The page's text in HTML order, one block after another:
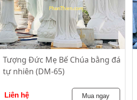
Tượng Đức Mẹ Bế Chúa bằng đá
tự nhiên (DM-65)
Liên hệ Mua ngay